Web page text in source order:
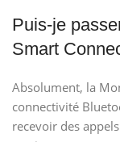
Puis-je
Smart
Absolument, la
connectivité
recevoir des